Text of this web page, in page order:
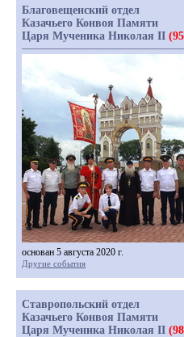
Благовещенский отдел
Казачьего Конвоя Памяти
Царя Мученика Николая II
основан 5 августа 2020 г.
Другие события
Ставропольский отдел
Казачьего Конвоя Памяти
Царя Мученика Николая II